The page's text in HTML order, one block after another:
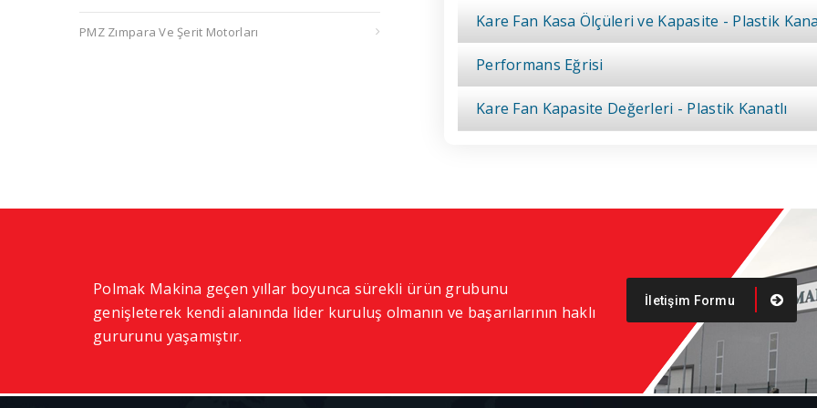
Kare Fan Kasa Ölçüleri ve Kapasite - Plastik
Performans Eğrisi
Kare Fan Kapasite Değerleri - Plastik Kanatlı
PMZ Zımpara Ve Şerit Motorları
Polmak Makina geçen yıllar boyunca sürekli ürün grubunu
genişleterek kendi alanında lider kuruluş olmanın ve başarılarının haklı
gururunu yaşamıştır.
İletişim Formu